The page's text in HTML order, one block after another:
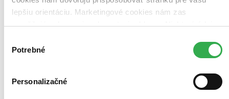
lepšiu orientáciu. Marketingové cookies nám zas
umožňujú zobrazenie relevantnej reklamy. Niektoré údaje
keby sme mohli používať všetky tieto cookies. Ďakujeme!
súhlasu
Potrebné
Personalizačné